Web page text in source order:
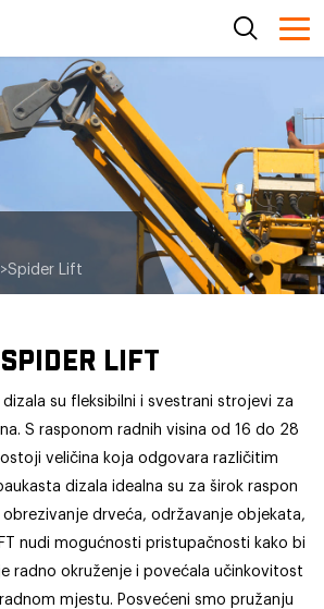
>Spider Lift
SPIDER LIFT
dizala su fleksibilni i svestrani strojevi za
S rasponom radnih visina od 16 do 28
veličina koja odgovara različitim
dizala idealna su za širok raspon
drveća, održavanje objekata,
nudi mogućnosti pristupačnosti kako bi
radno okruženje i povećala učinkovitost
mjestu. Posvećeni smo pružanju